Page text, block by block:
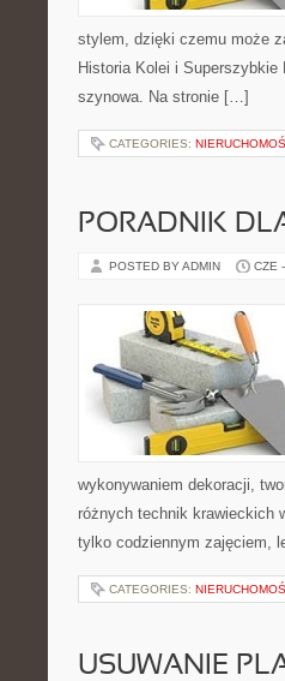
stylem, dzięki czemu może
Historia Kolei i
szynowa. Na stronie […]
CATEGORIES:
PORADNIK
POSTED BY ADMIN CZE
wykonywaniem dekoracji,
różnych technik krawieckich
tylko codziennym zajęciem,
CATEGORIES:
USUWANIE